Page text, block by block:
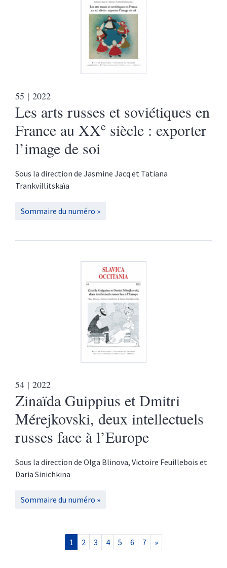
55 | 2022
Les arts russes et soviétiques en
France au XXe siècle : exporter
l’image de soi
Sous la direction de Jasmine Jacq et Tatiana
Trankvillitskaïa
Sommaire du numéro
54 | 2022
Zinaïda Guippius et Dmitri
Mérejkovski, deux intellectuels
russes face à l’Europe
Sous la direction de Olga Blinova, Victoire Feuillebois et
Daria Sinichkina
Sommaire du numéro
1 2 3 4 5 6 7 »